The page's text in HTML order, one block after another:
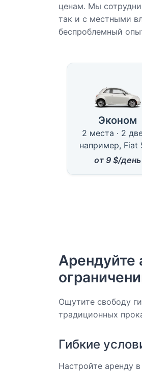
ценам. Мы
так и с местными
беспроблемный
Эконом
2 места · 2
например, Fiat
от 9 $/день
Арендуйте
Ощутите свободу
традиционных
Гибкие
Настройте аренду